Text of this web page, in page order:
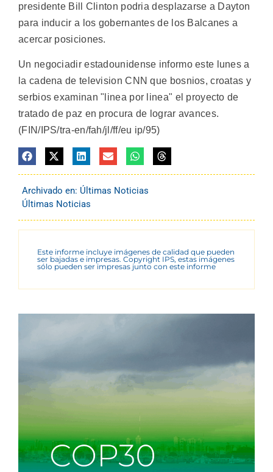
presidente Bill Clinton podria desplazarse a Dayton
para inducir a los gobernantes de los Balcanes a
acercar posiciones.
Un negociadir estadounidense informo este lunes a
la cadena de television CNN que bosnios, croatas y
serbios examinan "linea por linea" el proyecto de
tratado de paz en procura de lograr avances.
(FIN/IPS/tra-en/fah/jl/ff/eu ip/95)
Archivado en: Últimas Noticias
Últimas Noticias
Este informe incluye imágenes de calidad que pueden
ser bajadas e impresas. Copyright IPS, estas imágenes
sólo pueden ser impresas junto con este informe